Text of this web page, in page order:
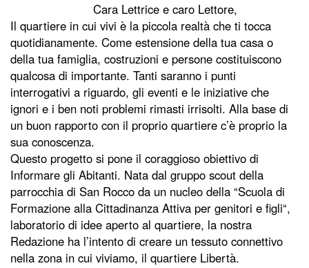
Cara Lettrice e caro Lettore,
Il quartiere in cui vivi è la piccola realtà che ti tocca
quotidianamente. Come estensione della tua casa o
della tua famiglia, costruzioni e persone costituiscono
qualcosa di importante. Tanti saranno i punti
interrogativi a riguardo, gli eventi e le iniziative che
ignori e i ben noti problemi rimasti irrisolti. Alla base di
un buon rapporto con il proprio quartiere c’è proprio la
sua conoscenza.
Questo progetto si pone il coraggioso obiettivo di
Informare gli Abitanti. Nata dal gruppo scout della
parrocchia di San Rocco da un nucleo della “Scuola di
Formazione alla Cittadinanza Attiva per genitori e figli“,
laboratorio di idee aperto al quartiere, la nostra
Redazione ha l’intento di creare un tessuto connettivo
nella zona in cui viviamo, il quartiere Libertà.